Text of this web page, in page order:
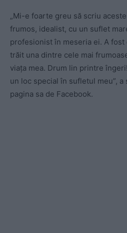
„Mi-e foarte greu să scriu
frumos, idealist, cu un suflet
profesionist în meseria ei. A fost
trăit una dintre cele mai
viața mea. Drum lin printre
un loc special în sufletul meu”, a
pagina sa de Facebook.